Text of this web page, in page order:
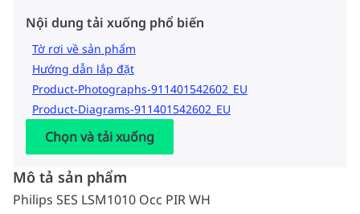
Nội dung tải xuống phổ biến
Tờ rơi về sản phẩm
Hướng dẫn lắp đặt
Product-Photographs-911401542602_EU
Product-Diagrams-911401542602_EU
Chọn và tải xuống
Mô tả sản phẩm
Philips SES LSM1010 Occ PIR WH